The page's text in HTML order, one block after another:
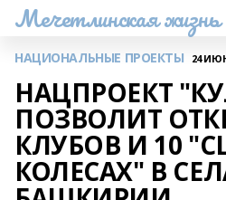
Мечетлинская жизнь
НАЦИОНАЛЬНЫЕ ПРОЕКТЫ 24
НАЦПРОЕКТ
ПОЗВОЛИТ
КЛУБОВ И 10
КОЛЕСАХ" В